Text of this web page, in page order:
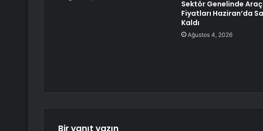
Sektör Genelinde Araç
Fiyatları Haziran’da
Kaldı
Ağustos 4, 2026